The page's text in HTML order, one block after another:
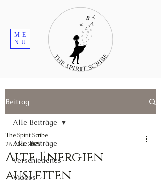
ME
NU
Beitrag
Alle Beiträge
Verschiedenes
Videos
Alle Beiträge
Alte Energien
ausleiten
The Spirit Scribe
28. Okt. 2025